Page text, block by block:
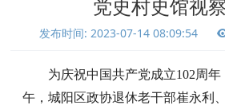
党史村史馆视
发布时间: 2023-07-14 08:09:54
为庆祝中国共产党成立102周年
午，城阳区政协退休老干部崔永利